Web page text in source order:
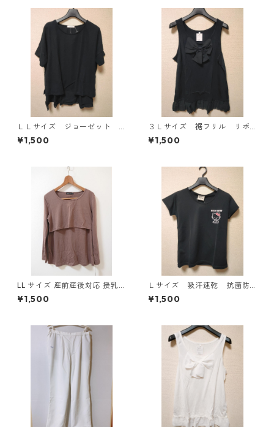
ＬＬサイズ ジョーゼット
レイヤード風プルオーバー
ブラック KAE-4785
¥1,500
３Ｌサイズ 裾フリル リボ
ン付きタンクトップ ブラッ
ク KAE-4788
¥1,500
LL サイズ 産前産後対応 授乳
口付き 長袖シャツ マタニティ
チャコールグレー ◆KIY-1304
¥1,500
Ｌサイズ 吸汗速乾 抗菌防
臭・消臭 ハローキティ ド
ライメッシュＴシャツ ブラ
¥1,500